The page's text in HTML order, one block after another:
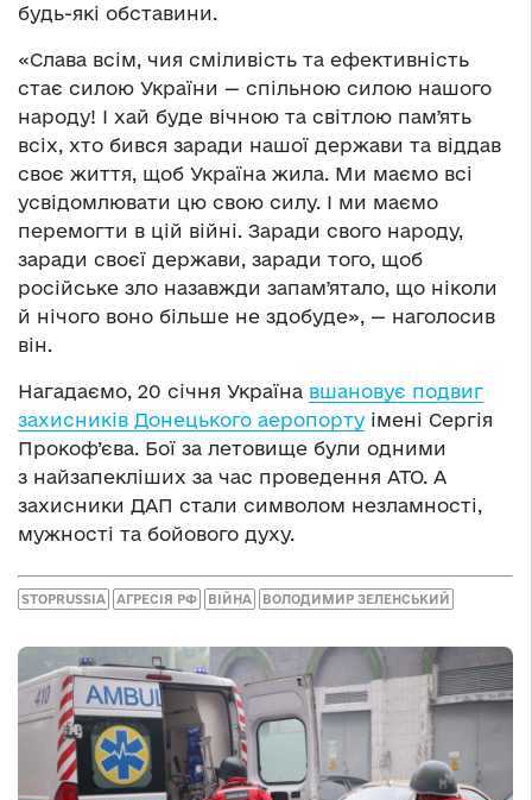
будь-які обставини.
«Слава всім, чия сміливість та ефективність
стає силою України — спільною силою нашого
народу! І хай буде вічною та світлою памʼять
всіх, хто бився заради нашої держави та віддав
своє життя, щоб Україна жила. Ми маємо всі
усвідомлювати цю свою силу. І ми маємо
перемогти в цій війні. Заради свого народу,
заради своєї держави, заради того, щоб
російське зло назавжди запамʼятало, що ніколи
й нічого воно більше не здобуде», — наголосив
він.
Нагадаємо, 20 січня Україна вшановує подвиг
захисників Донецького аеропорту імені Сергія
Прокоф’єва. Бої за летовище були одними
з найзапекліших за час проведення АТО. А
захисники ДАП стали символом незламності,
мужності та бойового духу.
STOPRUSSIA АГРЕСІЯ РФ ВІЙНА ВОЛОДИМИР ЗЕЛЕНСЬКИЙ